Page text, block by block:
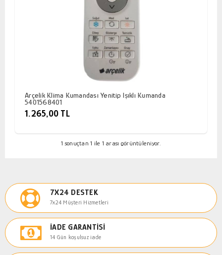
Arçelik Klima Kumandası Yenitip Işıklı Kumanda
5401568401
1.265,00 TL
1 sonuçtan 1 ile 1 arası görüntüleniyor.
7X24 DESTEK
7x24 Müşteri Hizmetleri
İADE GARANTISI
14 Gün koşulsuz iade